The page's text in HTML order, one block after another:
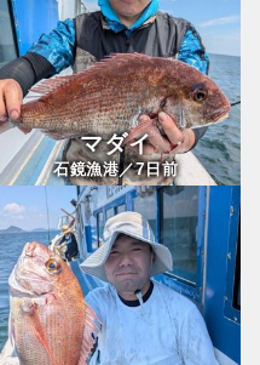
マダイ
石鏡漁港／7日前